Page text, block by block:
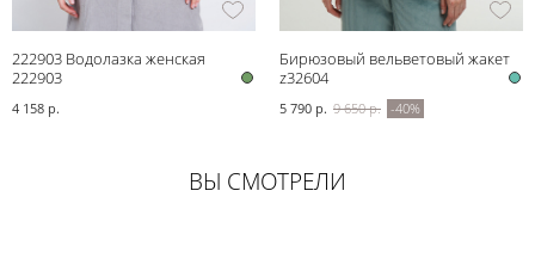
222903 Водолазка женская
222903
4 158 р.
Бирюзовый вельветовый жакет
z32604
5 790 р. 9 650 р. -40%
ВЫ СМОТРЕЛИ